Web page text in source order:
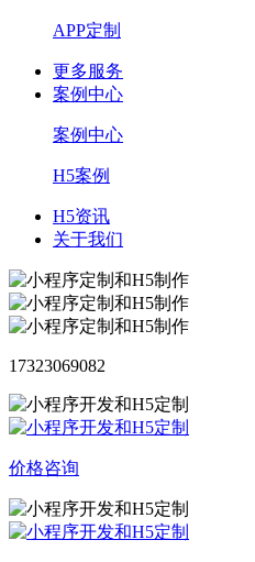
APP定制
更多服务
案例中心
案例中心
H5案例
H5资讯
关于我们
17323069082
价格咨询